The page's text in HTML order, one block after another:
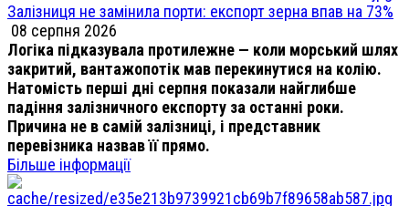
Залізниця не замінила порти: експорт зерна впав на 73%
08 серпня 2026
Логіка підказувала протилежне — коли морський шлях
закритий, вантажопотік мав перекинутися на колію.
Натомість перші дні серпня показали найглибше
падіння залізничного експорту за останні роки.
Причина не в самій залізниці, і представник
перевізника назвав її прямо.
Більше інформації